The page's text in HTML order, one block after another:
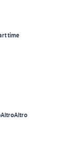
time
AltroAltro